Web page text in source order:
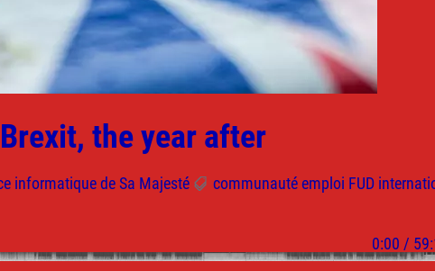
the year after
informatique de Sa Majesté communauté emploi FUD